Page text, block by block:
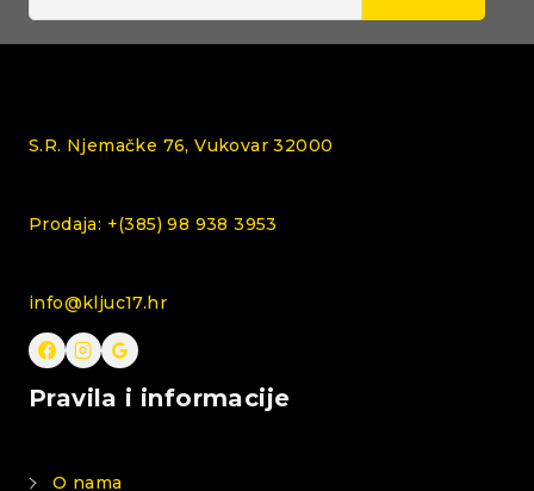
S.R. Njemačke 76, Vukovar 32000
Prodaja: +(385) 98 938 3953
info@kljuc17.hr
Pravila i informacije
O nama